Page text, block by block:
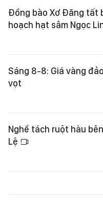
Đồng bào Xơ Đăng tất
hoạch hạt sâm Ngọc
Sáng 8-8: Giá vàng
vọt
Nghề tách ruột hàu
Lệ